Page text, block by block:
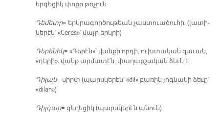
եր­գե­ցիկ փոքր թռչուն
Դե­մետր= երկ­րա­գոր­ծու­թեան չաս­տուա­ծու­հի. (լա­տի­
նե­րէն՝ «Ceres»՝ մայր երկ­րի)
Դե­րե­նիկ= «Դե­րէն»՝ վան­քի որ­դի, ուխ­տա­կան զա­ւակ,
«դե­րի». վանք ար­մա­տէն, փա­ղաք­շա­կան ձեւն է
Դի­լան= սիրտ (պարս­կե­րէն՝ «dil» բա­ռին յոգ­նա­կի ձե­ւը՝
«dilan»)
Դիլ­դար= գե­ղե­ցիկ (պարս­կե­րէն ա­նուն)